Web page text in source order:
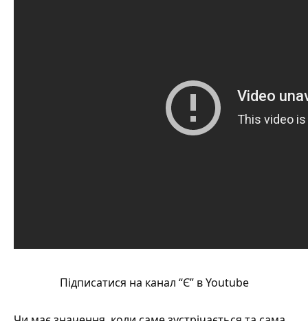
Підписатися на канал “Є” в Youtube